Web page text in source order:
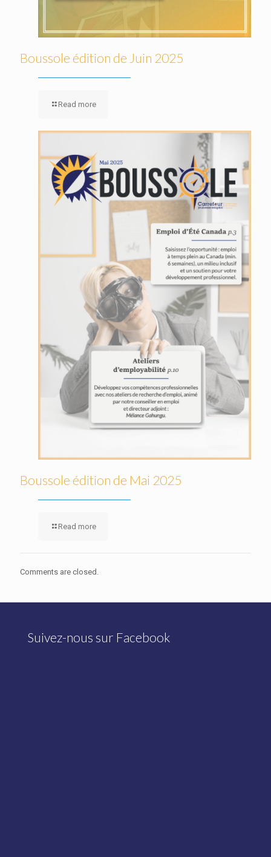
Boussole édition de Juin 2025
Read more
Boussole édition de Mai 2025
Read more
Comments are closed.
Suivez-nous sur Facebook